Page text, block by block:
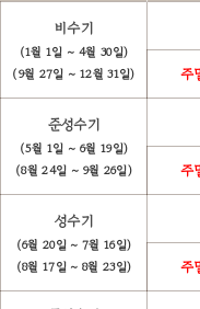
비수기
(1월 1일 ~ 4월 30일)
(9월 27일 ~ 12월 31일)
주
준성수기
(5월 1일 ~ 6월 19일)
(8월 24일 ~ 9월 26일)
주
성수기
(6월 20일 ~ 7월 16일)
(8월 17일 ~ 8월 23일)
주